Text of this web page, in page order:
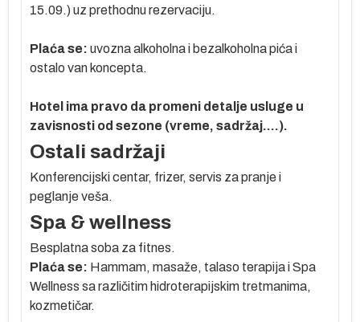
15.09.) uz prethodnu rezervaciju.
Plaća se: uvozna alkoholna i bezalkoholna pića i
ostalo van koncepta.
Hotel ima pravo da promeni detalje usluge u
zavisnosti od sezone (vreme, sadržaj....).
Ostali sadržaji
Konferencijski centar, frizer, servis za pranje i
peglanje veša.
Spa & wellness
Besplatna soba za fitnes.
Plaća se: Hammam, masaže, talaso terapija i Spa
Wellness sa različitim hidroterapijskim tretmanima,
kozmetičar.